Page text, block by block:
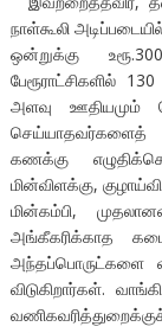
நாள்கூலி
ஒன்றுக்கு
பேரூராட்சிகளில்
அளவு ஊதியமும்
செய்யாதவர்களைத்
கணக்கு
மின்விளக்கு,
மின்கம்பி,
அங்கீகரிக்காத
அந்தப்பொருட்களை
விடுகிறார்கள்.